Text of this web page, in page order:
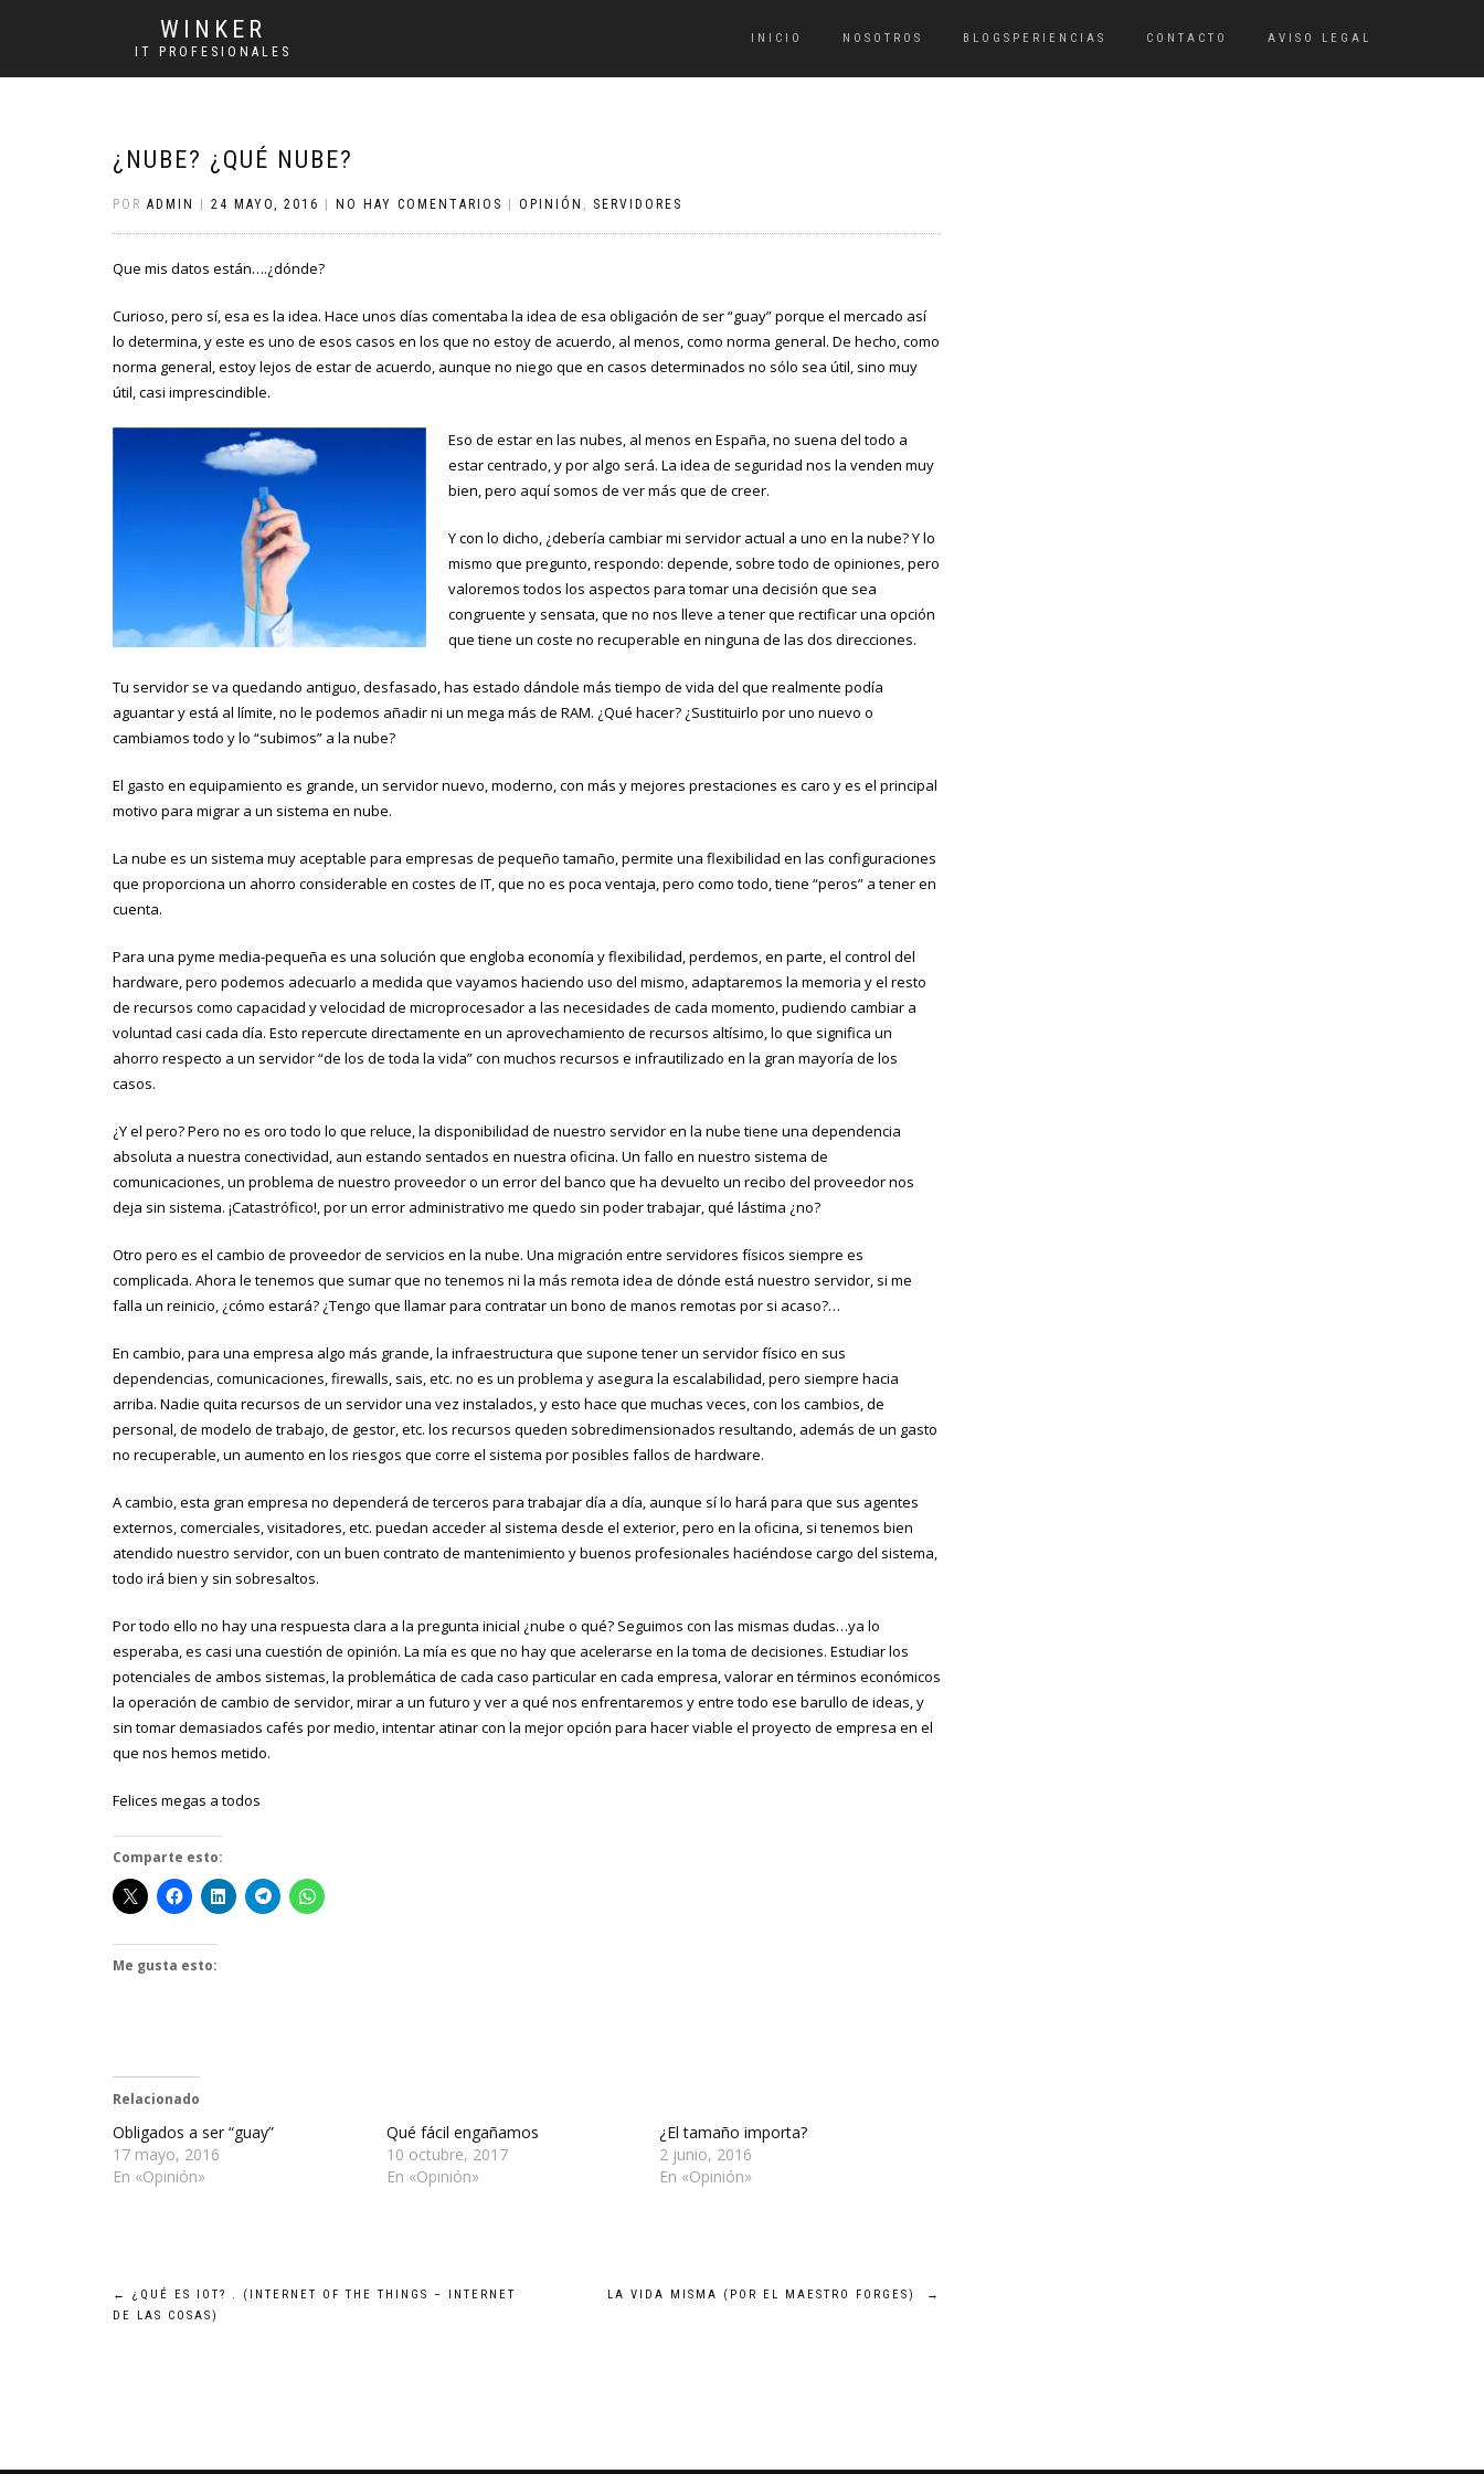
WINKER
IT PROFESIONALES
INICIO NOSOTROS BLOGSPERIENCIAS CONTACTO AVISO LEGAL
¿NUBE? ¿QUÉ NUBE?
POR ADMIN 24 MAYO, 2016 NO HAY COMENTARIOS OPINIÓN , SERVIDORES
Que mis datos están….¿dónde?
Curioso, pero sí, esa es la idea. Hace unos días comentaba la idea de esa obligación de ser “guay” porque el mercado así
lo determina, y este es uno de esos casos en los que no estoy de acuerdo, al menos, como norma general. De hecho, como
norma general, estoy lejos de estar de acuerdo, aunque no niego que en casos determinados no sólo sea útil, sino muy
útil, casi imprescindible.
Eso de estar en las nubes, al menos en España, no suena del todo a
estar centrado, y por algo será. La idea de seguridad nos la venden muy
bien, pero aquí somos de ver más que de creer.
Y con lo dicho, ¿debería cambiar mi servidor actual a uno en la nube? Y lo
mismo que pregunto, respondo: depende, sobre todo de opiniones, pero
valoremos todos los aspectos para tomar una decisión que sea
congruente y sensata, que no nos lleve a tener que rectificar una opción
que tiene un coste no recuperable en ninguna de las dos direcciones.
Tu servidor se va quedando antiguo, desfasado, has estado dándole más tiempo de vida del que realmente podía
aguantar y está al límite, no le podemos añadir ni un mega más de RAM. ¿Qué hacer? ¿Sustituirlo por uno nuevo o
cambiamos todo y lo “subimos” a la nube?
El gasto en equipamiento es grande, un servidor nuevo, moderno, con más y mejores prestaciones es caro y es el principal
motivo para migrar a un sistema en nube.
La nube es un sistema muy aceptable para empresas de pequeño tamaño, permite una flexibilidad en las configuraciones
que proporciona un ahorro considerable en costes de IT, que no es poca ventaja, pero como todo, tiene “peros” a tener en
cuenta.
Para una pyme media-pequeña es una solución que engloba economía y flexibilidad, perdemos, en parte, el control del
hardware, pero podemos adecuarlo a medida que vayamos haciendo uso del mismo, adaptaremos la memoria y el resto
de recursos como capacidad y velocidad de microprocesador a las necesidades de cada momento, pudiendo cambiar a
voluntad casi cada día. Esto repercute directamente en un aprovechamiento de recursos altísimo, lo que significa un
ahorro respecto a un servidor “de los de toda la vida” con muchos recursos e infrautilizado en la gran mayoría de los
casos.
¿Y el pero? Pero no es oro todo lo que reluce, la disponibilidad de nuestro servidor en la nube tiene una dependencia
absoluta a nuestra conectividad, aun estando sentados en nuestra oficina. Un fallo en nuestro sistema de
comunicaciones, un problema de nuestro proveedor o un error del banco que ha devuelto un recibo del proveedor nos
deja sin sistema. ¡Catastrófico!, por un error administrativo me quedo sin poder trabajar, qué lástima ¿no?
Otro pero es el cambio de proveedor de servicios en la nube. Una migración entre servidores físicos siempre es
complicada. Ahora le tenemos que sumar que no tenemos ni la más remota idea de dónde está nuestro servidor, si me
falla un reinicio, ¿cómo estará? ¿Tengo que llamar para contratar un bono de manos remotas por si acaso?…
En cambio, para una empresa algo más grande, la infraestructura que supone tener un servidor físico en sus
dependencias, comunicaciones, firewalls, sais, etc. no es un problema y asegura la escalabilidad, pero siempre hacia
arriba. Nadie quita recursos de un servidor una vez instalados, y esto hace que muchas veces, con los cambios, de
personal, de modelo de trabajo, de gestor, etc. los recursos queden sobredimensionados resultando, además de un gasto
no recuperable, un aumento en los riesgos que corre el sistema por posibles fallos de hardware.
A cambio, esta gran empresa no dependerá de terceros para trabajar día a día, aunque sí lo hará para que sus agentes
externos, comerciales, visitadores, etc. puedan acceder al sistema desde el exterior, pero en la oficina, si tenemos bien
atendido nuestro servidor, con un buen contrato de mantenimiento y buenos profesionales haciéndose cargo del sistema,
todo irá bien y sin sobresaltos.
Por todo ello no hay una respuesta clara a la pregunta inicial ¿nube o qué? Seguimos con las mismas dudas…ya lo
esperaba, es casi una cuestión de opinión. La mía es que no hay que acelerarse en la toma de decisiones. Estudiar los
potenciales de ambos sistemas, la problemática de cada caso particular en cada empresa, valorar en términos económicos
la operación de cambio de servidor, mirar a un futuro y ver a qué nos enfrentaremos y entre todo ese barullo de ideas, y
sin tomar demasiados cafés por medio, intentar atinar con la mejor opción para hacer viable el proyecto de empresa en el
que nos hemos metido.
Felices megas a todos
Comparte esto:
Me gusta esto:
Relacionado
Obligados a ser “guay”
17 mayo, 2016
En «Opinión»
Qué fácil engañamos
10 octubre, 2017
En «Opinión»
¿El tamaño importa?
2 junio, 2016
En «Opinión»
Navegación
←
¿QUÉ ES IOT? . (INTERNET OF THE THINGS – INTERNET
DE LAS COSAS)
LA VIDA MISMA (POR EL MAESTRO FORGES) →